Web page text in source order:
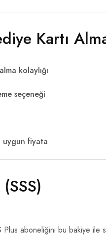
Kartı
kolaylığı
seçeneği
uygun fiyata
aboneliğini bu bakiye ile